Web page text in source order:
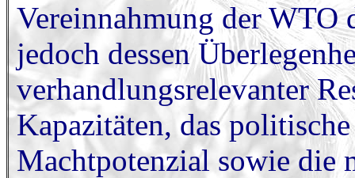
Vereinnahmung der WTO
jedoch dessen
verhandlungsrelevanter
Kapazitäten, das
Machtpotenzial sowie die